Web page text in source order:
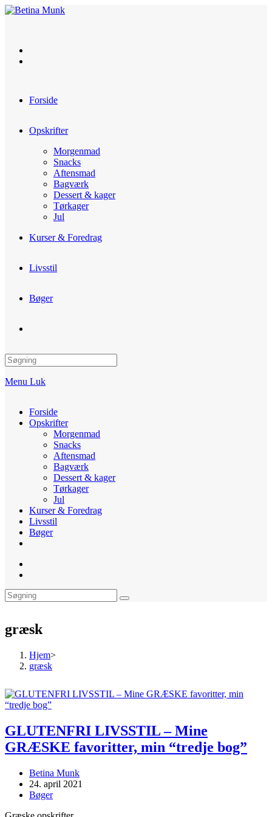
Skip
Forside
Opskrifter
Morgenmad
Snacks
Aftensmad
Bagværk
Dessert & kager
Tørkager
Jul
Kurser & Foredrag
Livsstil
Bøger
website
search
Menu Luk
Forside
Opskrifter
Morgenmad
Snacks
Aftensmad
Bagværk
Dessert & kager
Tørkager
Jul
Kurser & Foredrag
Livsstil
Bøger
græsk
Hjem>
græsk
GLUTENFRI LIVSSTIL – Mine
GRÆSKE favoritter, min “tredje bog”
Post
author:
Betina Munk
Post
published:
24. april 2021
Post
Bøger